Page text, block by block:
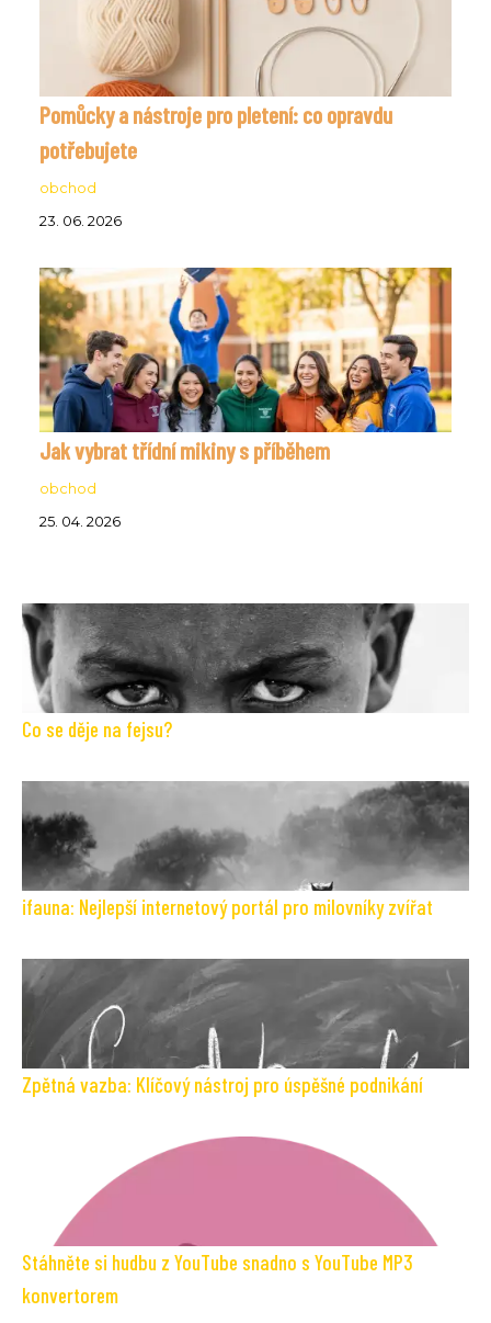
Pomůcky a nástroje pro pletení: co opravdu
potřebujete
obchod
23. 06. 2026
Jak vybrat třídní mikiny s příběhem
obchod
25. 04. 2026
Co se děje na fejsu?
ifauna: Nejlepší internetový portál pro milovníky zvířat
Zpětná vazba: Klíčový nástroj pro úspěšné podnikání
Stáhněte si hudbu z YouTube snadno s YouTube MP3
konvertorem